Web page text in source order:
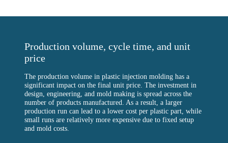
Production volume, cycle time, and unit
price
The production volume in plastic injection molding has a
significant impact on the final unit price. The investment in
design, engineering, and mold making is spread across the
number of products manufactured. As a result, a larger
production run can lead to a lower cost per plastic part, while
small runs are relatively more expensive due to fixed setup
and mold costs.